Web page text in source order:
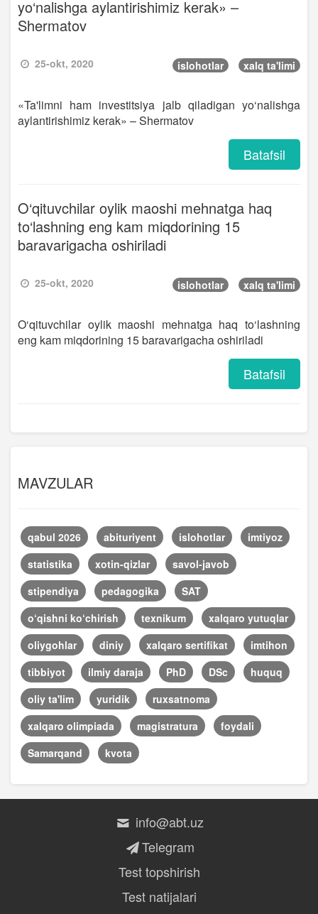
yo‘nalishga aylantirishimiz kerak» –
Shermatov
25-okt, 2020 islohotlar xalq ta'limi
«Ta'limni ham investitsiya jalb qiladigan yo‘nalishga
aylantirishimiz kerak» – Shermatov
Batafsil
O‘qituvchilar oylik maoshi mehnatga haq
to‘lashning eng kam miqdorining 15
baravarigacha oshiriladi
25-okt, 2020 islohotlar xalq ta'limi
O‘qituvchilar oylik maoshi mehnatga haq to‘lashning
eng kam miqdorining 15 baravarigacha oshiriladi
Batafsil
MAVZULAR
qabul 2026 abituriyent islohotlar
imtiyoz
statistika
xotin-qizlar
savol-javob
stipendiya
pedagogika
SAT
o‘qishni ko‘chirish
texnikum
xalqaro yutuqlar
oliygohlar
diniy xalqaro sertifikat
imtihon
tibbiyot
ilmiy daraja PhD DSc
huquq
oliy ta'lim
yuridik
ruxsatnoma
xalqaro olimpiada
magistratura
foydali
Samarqand
kvota
info@abt.uz
Telegram
Test topshirish
Test natijalari